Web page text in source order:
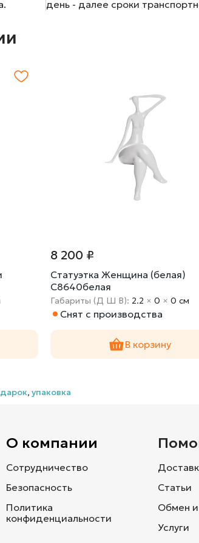
день - далее сроки
8 200 ₽
Статуэтка Женщина (белая)
C8640белая
Габариты (Д Ш В): 2.2 ×0 ×0 cм
Снят с производства
В корзину
,упаковка
О компании
Сотрудничество
Безопасность
Политика
конфиденциальности
Статьи
Обмен и
Услуги